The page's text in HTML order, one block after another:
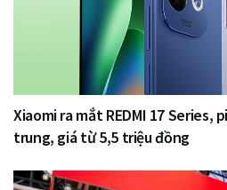
Xiaomi ra mắt REDMI 17 Series,
trung, giá từ 5,5 triệu đồng